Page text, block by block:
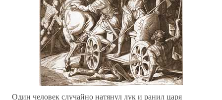
Один человек случайно натянул лук и ранил царя